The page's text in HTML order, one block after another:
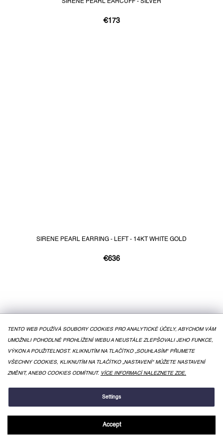
TENTO WEB POUŽÍVÁ SOUBORY COOKIES PRO ANALYTICKÉ ÚČELY, ABYCHOM VÁM
UMOŽNILI POHODLNÉ PROHLÍŽENÍ WEBU A NEUSTÁLE ZLEPŠOVALI JEHO FUNKCE,
VÝKON A POUŽITELNOST. KLIKNUTÍM NA TLAČÍTKO „SOUHLASÍM" PŘIJMETE
VŠECHNY COOKIES, KLIKNUTÍM NA TLAČÍTKO „NASTAVENÍ" MŮŽETE NASTAVENÍ
ZMĚNIT, ANEBO COOKIES ODMÍTNUT. VÍCE INFORMACÍ NALEZNETE ZDE.
Settings
Accept
SIRENE PEARL EARCUFF - SILVER
€173
SIRENE PEARL EARRING - LEFT - 14KT WHITE GOLD
€636